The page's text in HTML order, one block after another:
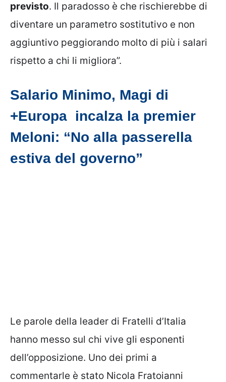
previsto. Il paradosso è che rischierebbe di
diventare un parametro sostitutivo e non
aggiuntivo peggiorando molto di più i salari
rispetto a chi li migliora”.
Salario Minimo, Magi di
+Europa incalza la premier
Meloni: “No alla passerella
estiva del governo”
Le parole della leader di Fratelli d’Italia
hanno messo sul chi vive gli esponenti
dell’opposizione. Uno dei primi a
commentarle è stato Nicola Fratoianni